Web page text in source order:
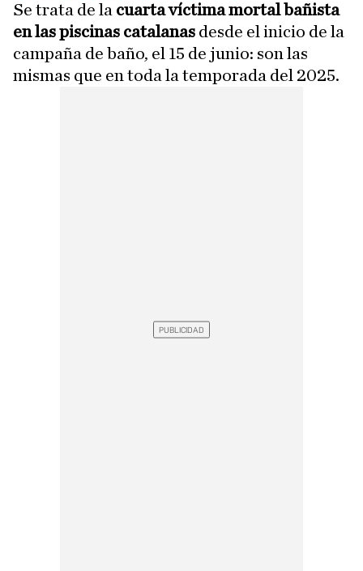
Se trata de la cuarta víctima mortal bañista
en las piscinas catalanas desde el inicio de la
campaña de baño, el 15 de junio: son las
mismas que en toda la temporada del 2025.